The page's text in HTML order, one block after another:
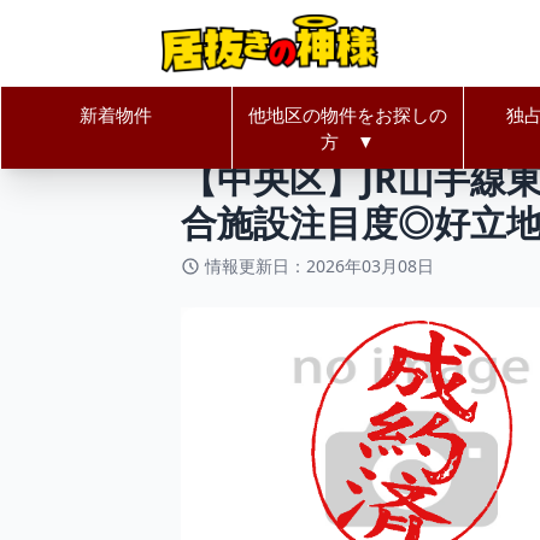
新着物件
他地区の物件をお探しの
方 ▼
独
居抜きの神様Home 東京都 中央
【中央区】JR山手線
合施設注目度◎好立
情報更新日：2026年03月08日